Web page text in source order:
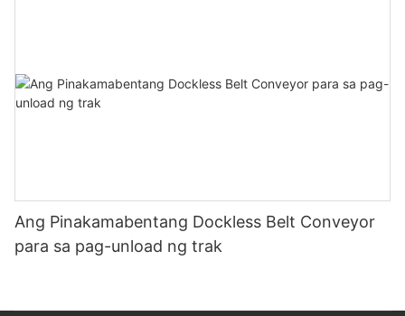
Ang Pinakamabentang Dockless Belt Conveyor
para sa pag-unload ng trak